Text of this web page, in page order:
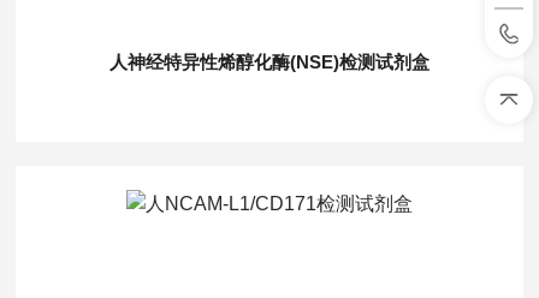
人神经特异性烯醇化酶(NSE)检测试剂盒